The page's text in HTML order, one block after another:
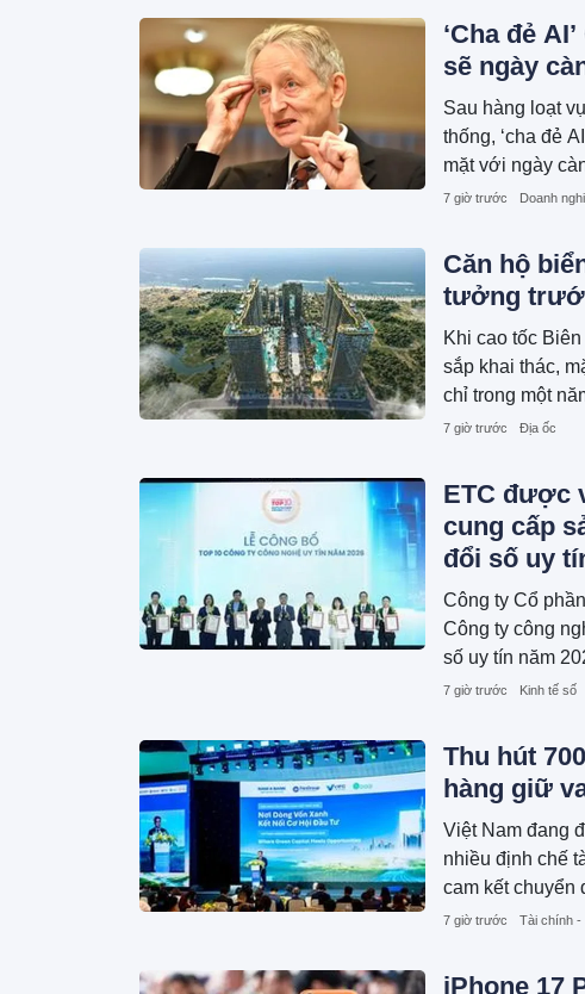
‘Cha đẻ
sẽ ngày
Sau hàng loạt
thống, ‘cha đẻ
mặt với ngày
7 giờ trước Doanh
Căn hộ
tưởng
Khi cao tốc
sắp khai thác,
chỉ trong một
đồng/căn cùng
7 giờ trước Địa ốc
ETC được
cung cấp
đổi số uy
Công ty Cổ
Công ty công
số uy tín năm
tín do Công ty
7 giờ trước Kinh tế số
Thu hút
hàng giữ
Việt Nam đang
nhiều định chế
cam kết chuyển
khoảng 700 tỷ
hàng được xác
7 giờ trước Tài chính -
iPhone 17